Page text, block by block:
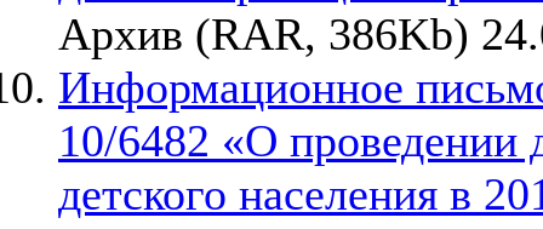
Архив (RAR, 386Kb)
Информационное
10/6482 «О проведении
детского населения в